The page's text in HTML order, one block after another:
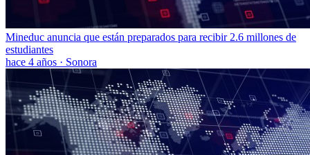
Mineduc anuncia que están preparados para recibir 2.6 millones de
estudiantes
hace 4 años · Sonora